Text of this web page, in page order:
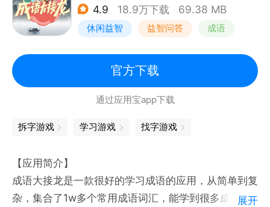
题；成语重组；成语消除；诗词猜猜猜；诗词接句。
1、收集了海量成语词汇，精心设制了丰富题库。
2、详细的成语注释，出处说明。
3、有趣的成语玩法，部分有重合的成语组合在一起，
4、题库由简单到复杂，锻炼脑力，丰富知识。
5、不只是成语，还有是十万首古诗词让您学习，更有
诗词猜猜猜和诗词接句让您强化练习。
4.9 18.9万下载 69.38 MB
休闲益智 益智问答 成语
官方下载
通过应用宝app下载
拆字游戏 学习游戏 找字游戏
【应用简介】
成语大接龙是一款很好的学习成语的应用，从简单到复
杂，集合了1w多个常用成语词汇，能学到很多成语，
展开